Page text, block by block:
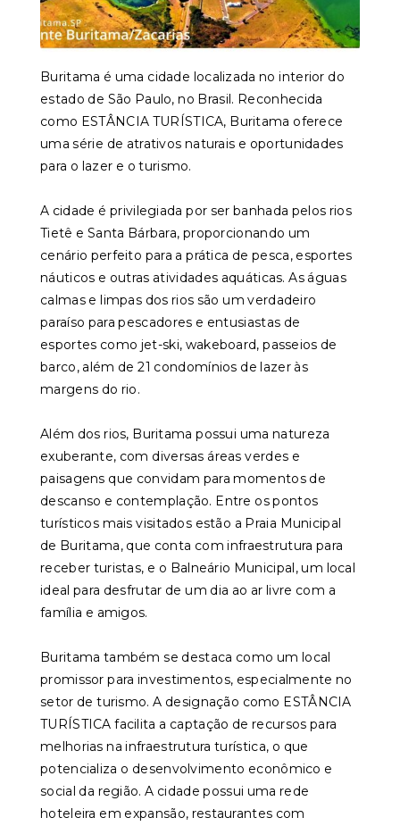
Buritama é uma cidade localizada no interior do
estado de São Paulo, no Brasil. Reconhecida
como ESTÂNCIA TURÍSTICA, Buritama oferece
uma série de atrativos naturais e oportunidades
para o lazer e o turismo.
A cidade é privilegiada por ser banhada pelos rios
Tietê e Santa Bárbara, proporcionando um
cenário perfeito para a prática de pesca, esportes
náuticos e outras atividades aquáticas. As águas
calmas e limpas dos rios são um verdadeiro
paraíso para pescadores e entusiastas de
esportes como jet-ski, wakeboard, passeios de
barco, além de 21 condomínios de lazer às
margens do rio.
Além dos rios, Buritama possui uma natureza
exuberante, com diversas áreas verdes e
paisagens que convidam para momentos de
descanso e contemplação. Entre os pontos
turísticos mais visitados estão a Praia Municipal
de Buritama, que conta com infraestrutura para
receber turistas, e o Balneário Municipal, um local
ideal para desfrutar de um dia ao ar livre com a
família e amigos.
Buritama também se destaca como um local
promissor para investimentos, especialmente no
setor de turismo. A designação como ESTÂNCIA
TURÍSTICA facilita a captação de recursos para
melhorias na infraestrutura turística, o que
potencializa o desenvolvimento econômico e
social da região. A cidade possui uma rede
hoteleira em expansão, restaurantes com